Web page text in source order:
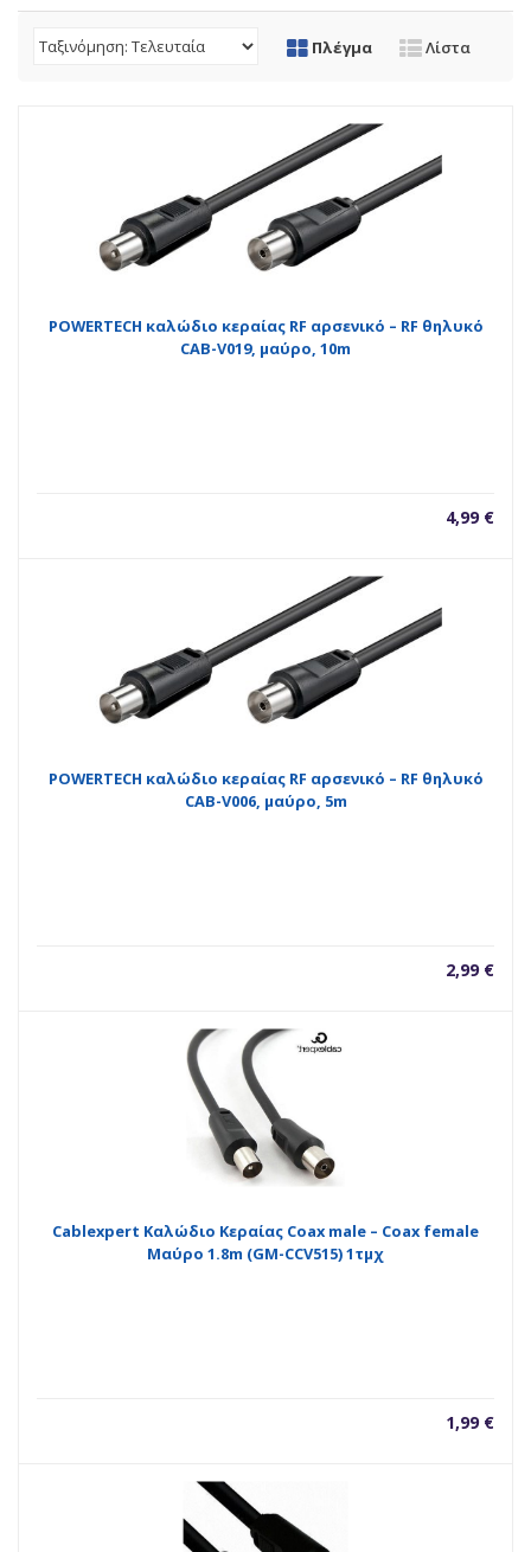
Πλέγμα Λίστα
POWERTECH καλώδιο κεραίας RF αρσενικό – RF θηλυκό
CAB-V019, μαύρο, 10m
4,99 €
POWERTECH καλώδιο κεραίας RF αρσενικό – RF θηλυκό
CAB-V006, μαύρο, 5m
2,99 €
Cablexpert Καλώδιο Κεραίας Coax male – Coax female
Μαύρο 1.8m (GM-CCV515) 1τμχ
1,99 €